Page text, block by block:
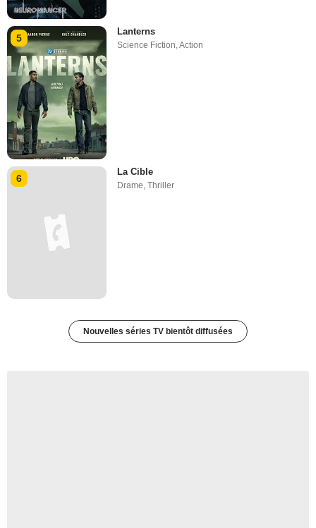
5
Lanterns
Science Fiction,Action
6
La Cible
Drame ,Thriller
Nouvelles séries TV bientôt diffusées